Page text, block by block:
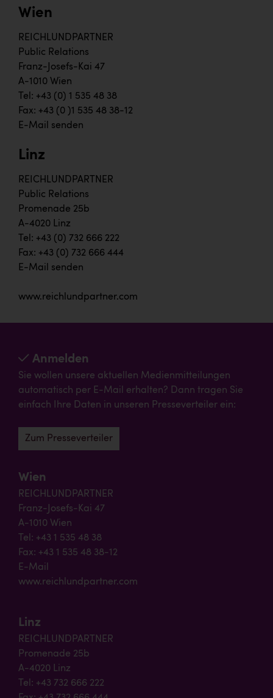
Wien
REICHLUNDPARTNER
Public Relations
Franz-Josefs-Kai 47
A-1010 Wien
Tel: +43 (0) 1 535 48 38
Fax: +43 (0 )1 535 48 38-12
E-Mail senden
Linz
REICHLUNDPARTNER
Public Relations
Promenade 25b
A-4020 Linz
Tel: +43 (0) 732 666 222
Fax: +43 (0) 732 666 444
E-Mail senden
www.reichlundpartner.com
Anmelden
Sie wollen unsere aktuellen Medienmitteilungen
automatisch per E-Mail erhalten? Dann tragen Sie
einfach Ihre Daten in unseren Presseverteiler ein:
Zum Presseverteiler
Wien
REICHLUNDPARTNER
Franz-Josefs-Kai 47
A-1010 Wien
Tel: +43 1 535 48 38
Fax: +43 1 535 48 38-12
E-Mail
www.reichlundpartner.com
Linz
REICHLUNDPARTNER
Promenade 25b
A-4020 Linz
Tel: +43 732 666 222